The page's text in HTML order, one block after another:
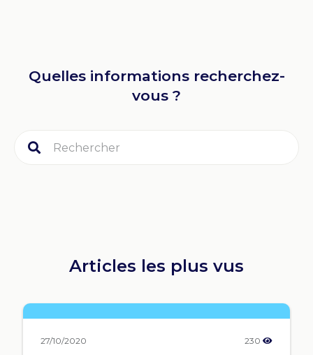
Quelles informations recherchez-
vous ?
Articles les plus vus
27/10/2020 230